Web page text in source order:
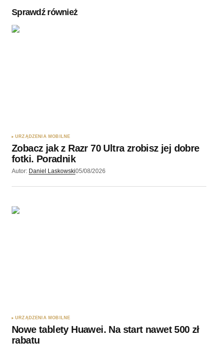
Wyślij komentarz
Sprawdź również
URZĄDZENIA MOBILNE
Zobacz jak z Razr 70 Ultra zrobisz jej dobre
fotki. Poradnik
Autor: Daniel Laskowski05/08/2026
URZĄDZENIA MOBILNE
Nowe tablety Huawei. Na start nawet 500 zł
rabatu